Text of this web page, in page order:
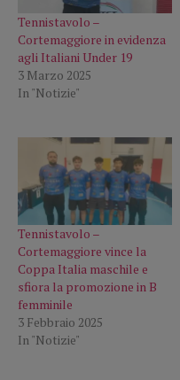
Tennistavolo –
Cortemaggiore in evidenza
agli Italiani Under 19
3 Marzo 2025
In "Notizie"
Tennistavolo –
Cortemaggiore vince la
Coppa Italia maschile e
sfiora la promozione in B
femminile
3 Febbraio 2025
In "Notizie"